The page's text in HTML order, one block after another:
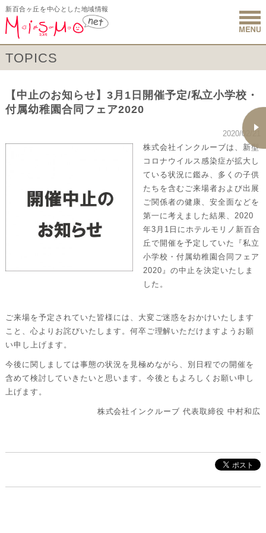
新百合ヶ丘を中心とした地域情報
新百合ヶ
TOPICS
【中止のお知らせ】3月1日開催予定/私立小学校・
付属幼稚園合同フェア2020
2020/02/21
株式会社インクルーブは、新型
コロナウイルス感染症が拡大し
ている状況に鑑み、多くの子供
たちを含むご来場者および出展
ご関係者の健康、安全面などを
第一に考えました結果、2020
年3月1日にホテルモリノ新百合
丘で開催を予定していた『私立
小学校・付属幼稚園合同フェア
2020』の中止を決定いたしま
した。
ご来場を予定されていた皆様には、大変ご迷惑をおかけいたします
こと、心よりお詫びいたします。何卒ご理解いただけますようお願
い申し上げます。
今後に関しましては事態の状況を見極めながら、別日程での開催を
含めて検討していきたいと思います。今後ともよろしくお願い申し
上げます。
株式会社インクルーブ 代表取締役 中村和広